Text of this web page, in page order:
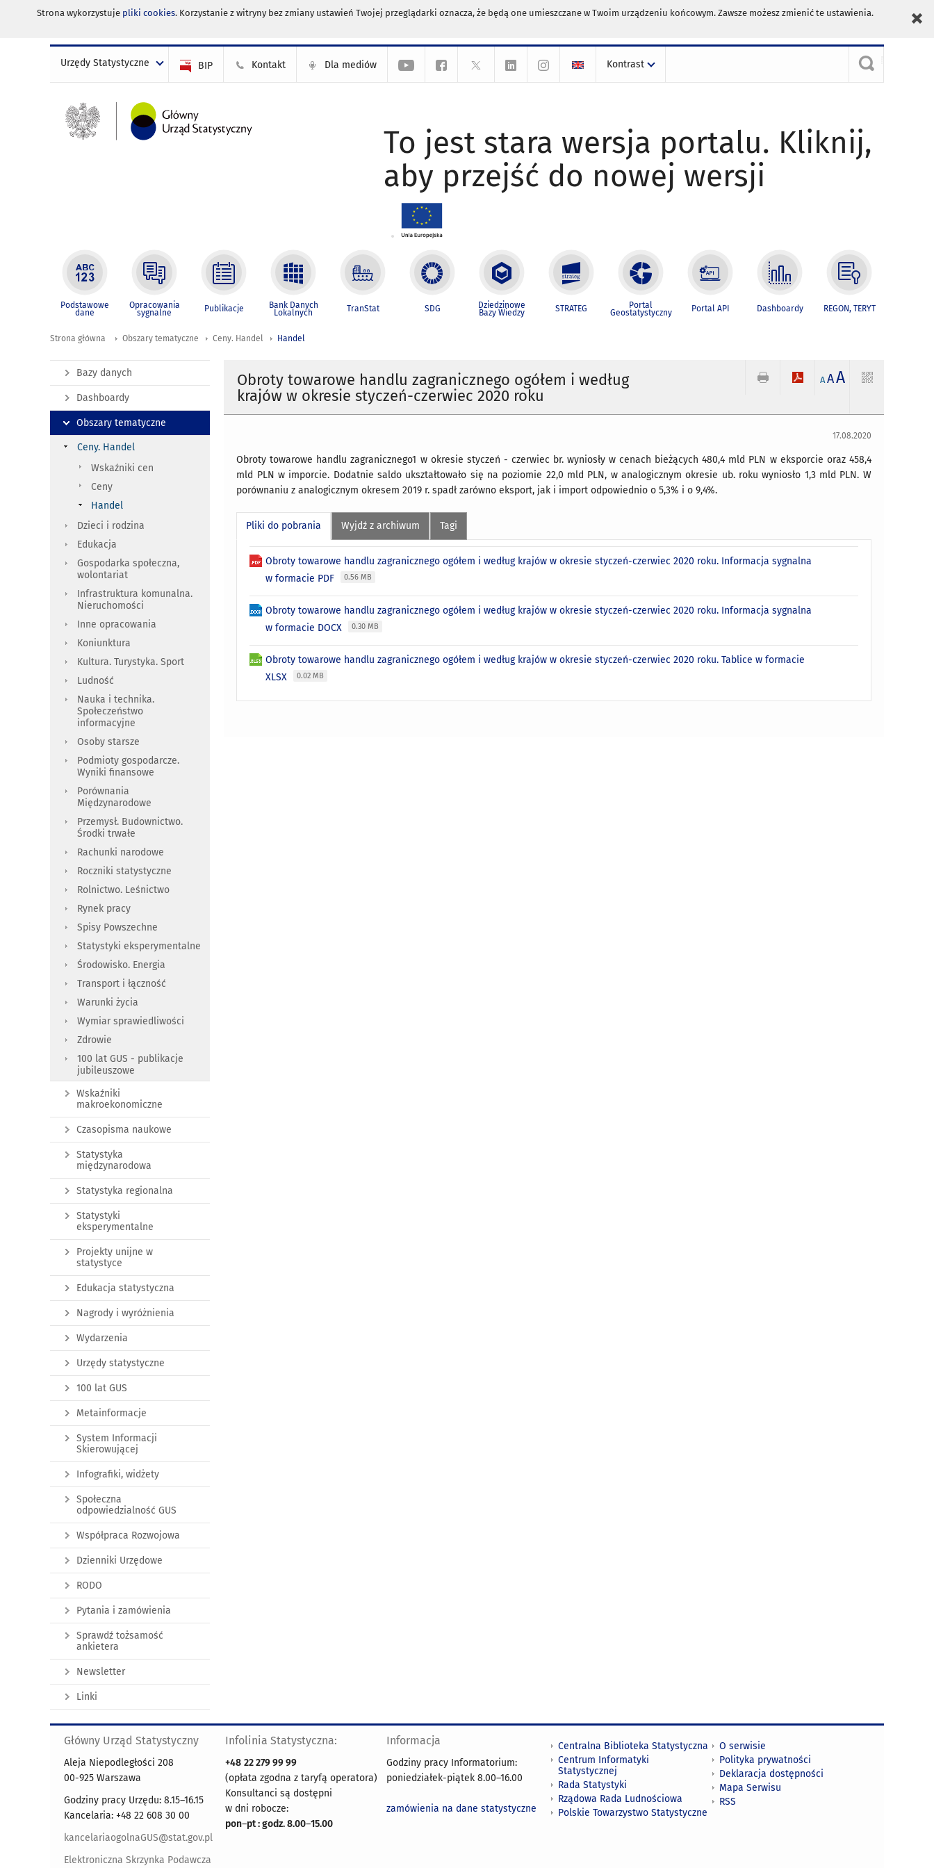
Strona wykorzystuje pliki cookies. Korzystanie z witryny bez zmiany ustawień Twojej przeglądarki oznacza, że będą one umieszczane w Twoim urządzeniu końcowym. Zawsze możesz zmienić te ustawienia.
Urzędy Statystyczne BIP Kontakt Dla mediów Kontrast
To jest stara wersja portalu. Kliknij,
aby przejść do nowej wersji
Podstawowe
dane
Opracowania
sygnalne Publikacje Bank Danych
Lokalnych TranStat SDG Dziedzinowe
Bazy Wiedzy STRATEG Portal
Geostatystyczny Portal API Dashboardy REGON, TERYT
Strona główna Obszary tematyczne Ceny. Handel Handel
Obroty towarowe handlu zagranicznego ogółem i według
krajów w okresie styczeń-czerwiec 2020 roku
A AA
17.08.2020
Obroty towarowe handlu zagranicznego1 w okresie styczeń - czerwiec br. wyniosły w cenach bieżących 480,4 mld PLN w eksporcie oraz 458,4
mld PLN w imporcie. Dodatnie saldo ukształtowało się na poziomie 22,0 mld PLN, w analogicznym okresie ub. roku wyniosło 1,3 mld PLN. W
porównaniu z analogicznym okresem 2019 r. spadł zarówno eksport, jak i import odpowiednio o 5,3% i o 9,4%.
Pliki do pobrania Wyjdź z archiwum Tagi
Obroty towarowe handlu zagranicznego ogółem i według krajów w okresie styczeń-czerwiec 2020 roku. Informacja sygnalna
w formacie PDF
0.56 MB
Obroty towarowe handlu zagranicznego ogółem i według krajów w okresie styczeń-czerwiec 2020 roku. Informacja sygnalna
w formacie DOCX
0.30 MB
Obroty towarowe handlu zagranicznego ogółem i według krajów w okresie styczeń-czerwiec 2020 roku. Tablice w formacie
XLSX
0.02 MB
Bazy danych
Dashboardy
Obszary tematyczne
Ceny. Handel
Wskaźniki cen
Ceny
Handel
Dzieci i rodzina
Edukacja
Gospodarka społeczna,
wolontariat
Infrastruktura komunalna.
Nieruchomości
Inne opracowania
Koniunktura
Kultura. Turystyka. Sport
Ludność
Nauka i technika.
Społeczeństwo
informacyjne
Osoby starsze
Podmioty gospodarcze.
Wyniki finansowe
Porównania
Międzynarodowe
Przemysł. Budownictwo.
Środki trwałe
Rachunki narodowe
Roczniki statystyczne
Rolnictwo. Leśnictwo
Rynek pracy
Spisy Powszechne
Statystyki eksperymentalne
Środowisko. Energia
Transport i łączność
Warunki życia
Wymiar sprawiedliwości
Zdrowie
100 lat GUS - publikacje
jubileuszowe
Wskaźniki
makroekonomiczne
Czasopisma naukowe
Statystyka
międzynarodowa
Statystyka regionalna
Statystyki
eksperymentalne
Projekty unijne w
statystyce
Edukacja statystyczna
Nagrody i wyróżnienia
Wydarzenia
Urzędy statystyczne
100 lat GUS
Metainformacje
System Informacji
Skierowującej
Infografiki, widżety
Społeczna
odpowiedzialność GUS
Współpraca Rozwojowa
Dzienniki Urzędowe
RODO
Pytania i zamówienia
Sprawdź tożsamość
ankietera
Newsletter
Linki
Główny Urząd Statystyczny
Aleja Niepodległości 208
00-925 Warszawa
Godziny pracy Urzędu: 8.15–16.15
Kancelaria: +48 22 608 30 00
kancelariaogolnaGUS@stat.gov.pl
Elektroniczna Skrzynka Podawcza
Infolinia Statystyczna:
+48 22 279 99 99
(opłata zgodna z taryfą operatora)
Konsultanci są dostępni
w dni robocze:
pon–pt : godz. 8.00–15.00
Informacja
Godziny pracy Informatorium:
poniedziałek-piątek 8.00–16.00
zamówienia na dane statystyczne
Centralna Biblioteka Statystyczna
Centrum Informatyki
Statystycznej
Rada Statystyki
Rządowa Rada Ludnościowa
Polskie Towarzystwo Statystyczne
O serwisie
Polityka prywatności
Deklaracja dostępności
Mapa Serwisu
RSS